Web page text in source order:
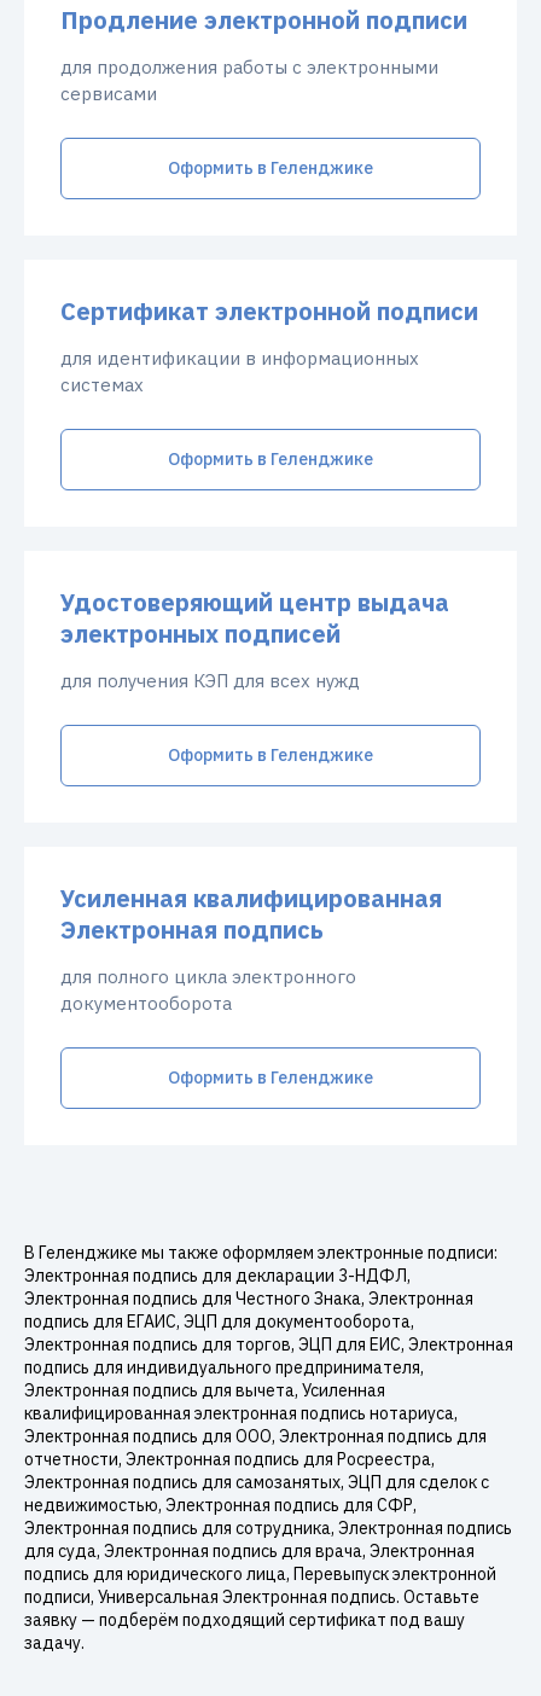
Продление электронной подписи
для продолжения работы с электронными
сервисами
Оформить в Геленджике
Сертификат электронной подписи
для идентификации в информационных
системах
Оформить в Геленджике
Удостоверяющий центр выдача
электронных подписей
для получения КЭП для всех нужд
Оформить в Геленджике
Усиленная квалифицированная
Электронная подпись
для полного цикла электронного
документооборота
Оформить в Геленджике
В Геленджике мы также оформляем электронные подписи:
Электронная подпись для декларации 3-НДФЛ,
Электронная подпись для Честного Знака, Электронная
подпись для ЕГАИС, ЭЦП для документооборота,
Электронная подпись для торгов, ЭЦП для ЕИС, Электронная
подпись для индивидуального предпринимателя,
Электронная подпись для вычета, Усиленная
квалифицированная электронная подпись нотариуса,
Электронная подпись для ООО, Электронная подпись для
отчетности, Электронная подпись для Росреестра,
Электронная подпись для самозанятых, ЭЦП для сделок с
недвижимостью, Электронная подпись для СФР,
Электронная подпись для сотрудника, Электронная подпись
для суда, Электронная подпись для врача, Электронная
подпись для юридического лица, Перевыпуск электронной
подписи, Универсальная Электронная подпись. Оставьте
заявку — подберём подходящий сертификат под вашу
задачу.